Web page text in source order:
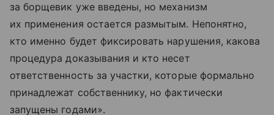
за борщевик уже введены, но механизм
их применения остается размытым. Непонятно,
кто именно будет фиксировать нарушения, какова
процедура доказывания и кто несет
ответственность за участки, которые формально
принадлежат собственнику, но фактически
запущены годами».